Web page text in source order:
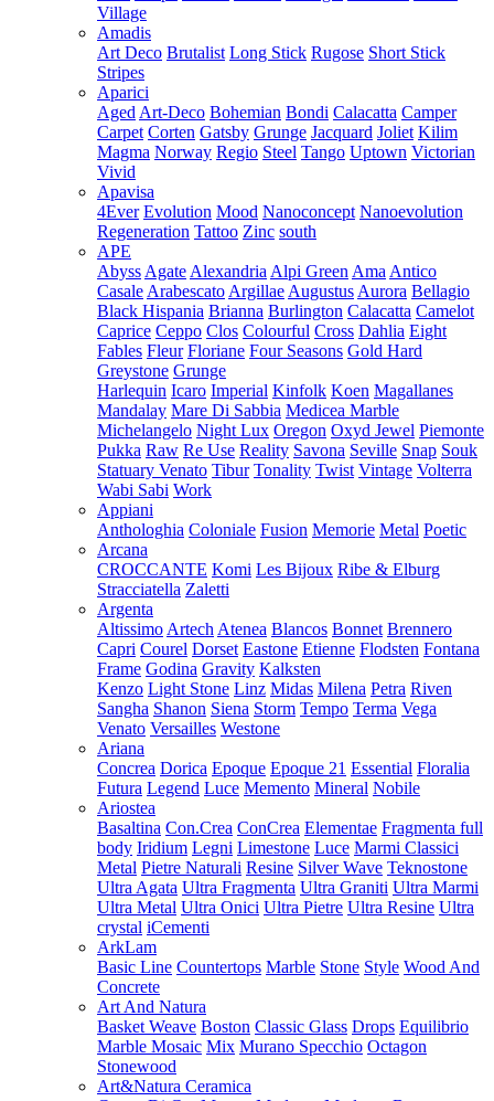
Village
Amadis
Art Deco Brutalist Long Stick Rugose Short Stick
Stripes
Aparici
Aged Art-Deco Bohemian Bondi Calacatta Camper
Carpet Corten Gatsby Grunge Jacquard Joliet Kilim
Magma Norway Regio Steel Tango Uptown Victorian
Vivid
Apavisa
4Ever Evolution Mood Nanoconcept Nanoevolution
Regeneration Tattoo Zinc south
APE
Abyss Agate Alexandria Alpi Green Ama Antico
Casale Arabescato Argillae Augustus Aurora Bellagio
Black Hispania Brianna Burlington Calacatta Camelot
Caprice Ceppo Clos Colourful Cross Dahlia Eight
Fables Fleur Floriane Four Seasons Gold Hard
Greystone Grunge
Harlequin Icaro Imperial Kinfolk Koen Magallanes
Mandalay Mare Di Sabbia Medicea Marble
Michelangelo Night Lux Oregon Oxyd Jewel Piemonte
Pukka Raw Re Use Reality Savona Seville Snap Souk
Statuary Venato Tibur Tonality Twist Vintage Volterra
Wabi Sabi Work
Appiani
Anthologhia Coloniale Fusion Memorie Metal Poetic
Arcana
CROCCANTE Komi Les Bijoux Ribe & Elburg
Stracciatella Zaletti
Argenta
Altissimo Artech Atenea Blancos Bonnet Brennero
Capri Courel Dorset Eastone Etienne Flodsten Fontana
Frame Godina Gravity Kalksten
Kenzo Light Stone Linz Midas Milena Petra Riven
Sangha Shanon Siena Storm Tempo Terma Vega
Venato Versailles Westone
Ariana
Concrea Dorica Epoque Epoque 21 Essential Floralia
Futura Legend Luce Memento Mineral Nobile
Ariostea
Basaltina Con.Crea ConCrea Elementae Fragmenta full
body Iridium Legni Limestone Luce Marmi Classici
Metal Pietre Naturali Resine Silver Wave Teknostone
Ultra Agata Ultra Fragmenta Ultra Graniti Ultra Marmi
Ultra Metal Ultra Onici Ultra Pietre Ultra Resine Ultra
crystal iCementi
ArkLam
Basic Line Countertops Marble Stone Style Wood And
Concrete
Art And Natura
Basket Weave Boston Classic Glass Drops Equilibrio
Marble Mosaic Mix Murano Specchio Octagon
Stonewood
Art&Natura Ceramica